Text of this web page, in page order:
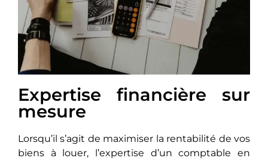
Expertise financière sur
mesure
Lorsqu’il s’agit de maximiser la rentabilité de vos
biens à louer, l’expertise d’un comptable en